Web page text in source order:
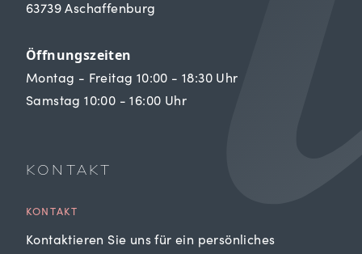
63739 Aschaffenburg
Öffnungszeiten
Montag - Freitag 10:00 - 18:30 Uhr
Samstag 10:00 - 16:00 Uhr
KONTAKT
KONTAKT
Kontaktieren Sie uns für ein persönliches